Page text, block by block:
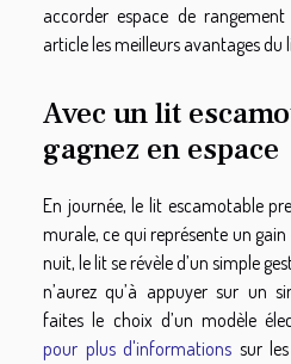
accorder espace de
article les meilleurs avantages du
Avec un lit
gagnez en espace
En journée, le lit escamotable
murale, ce qui représente un gain
nuit, le lit se révèle d’un simple
n’aurez qu’à appuyer sur un
faites le choix d’un modèle
pour plus d'informations sur